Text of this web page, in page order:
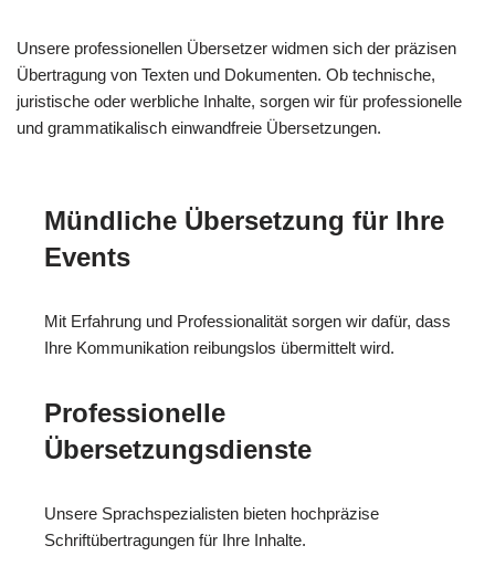
Unsere professionellen Übersetzer widmen sich der präzisen
Übertragung von Texten und Dokumenten. Ob technische,
juristische oder werbliche Inhalte, sorgen wir für professionelle
und grammatikalisch einwandfreie Übersetzungen.
Mündliche Übersetzung für Ihre
Events
Mit Erfahrung und Professionalität sorgen wir dafür, dass
Ihre Kommunikation reibungslos übermittelt wird.
Professionelle
Übersetzungsdienste
Unsere Sprachspezialisten bieten hochpräzise
Schriftübertragungen für Ihre Inhalte.